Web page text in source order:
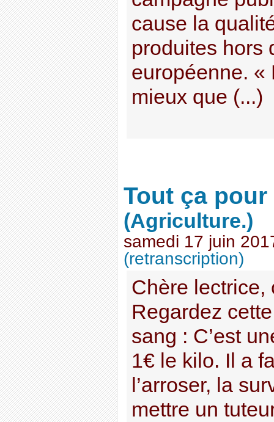
cause la
produites hors
européenne. «
mieux que (...)
Tout ça
(Agriculture.)
samedi 17 juin
(retranscription)
Chère lectrice,
Regardez
sang : C’est
1€ le kilo. Il a
l’arroser, la
mettre un